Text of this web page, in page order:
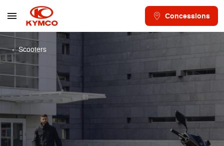
Concessions
Scooters